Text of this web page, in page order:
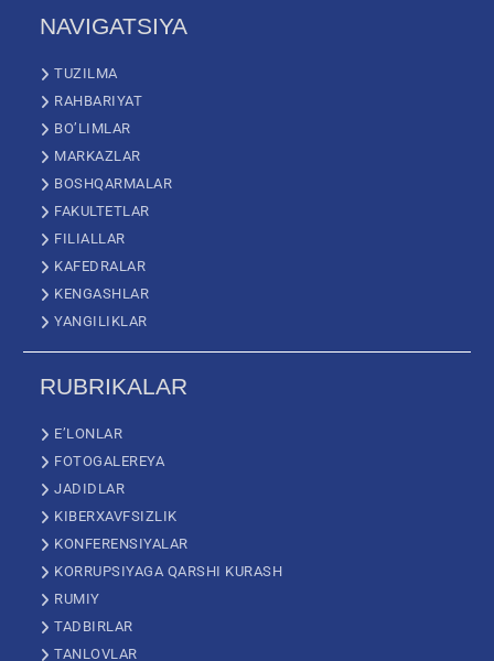
NAVIGATSIYA
TUZILMA
RAHBARIYAT
BO’LIMLAR
MARKAZLAR
BOSHQARMALAR
FAKULTETLAR
FILIALLAR
KAFEDRALAR
KENGASHLAR
YANGILIKLAR
RUBRIKALAR
E’LONLAR
FOTOGALEREYA
JADIDLAR
KIBERXAVFSIZLIK
KONFERENSIYALAR
KORRUPSIYAGA QARSHI KURASH
RUMIY
TADBIRLAR
TANLOVLAR